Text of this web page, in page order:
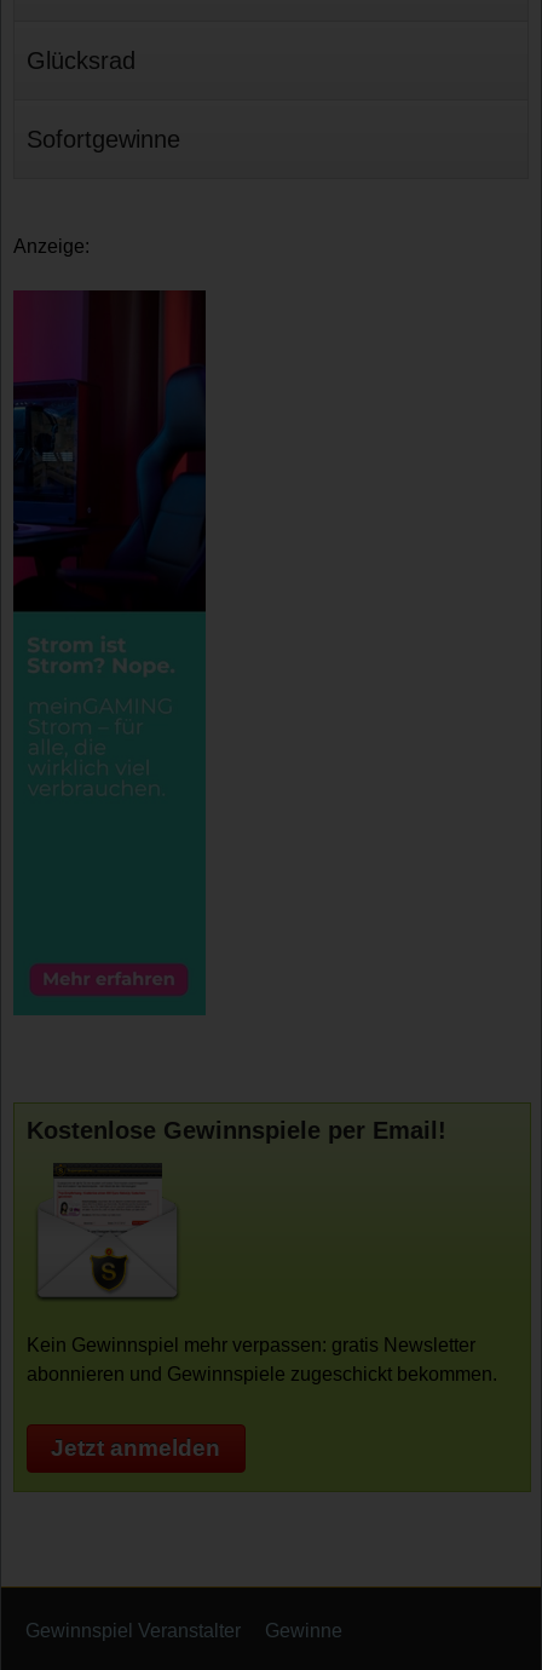
Glücksrad
Sofortgewinne
Anzeige:
Kostenlose Gewinnspiele per Email!
Kein Gewinnspiel mehr verpassen: gratis Newsletter
abonnieren und Gewinnspiele zugeschickt bekommen.
Jetzt anmelden
Gewinnspiel Veranstalter Gewinne